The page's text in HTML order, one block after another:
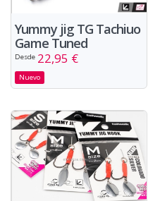
Yummy jig TG Tachiuo
Game Tuned
Desde 22,95 €
Nuevo